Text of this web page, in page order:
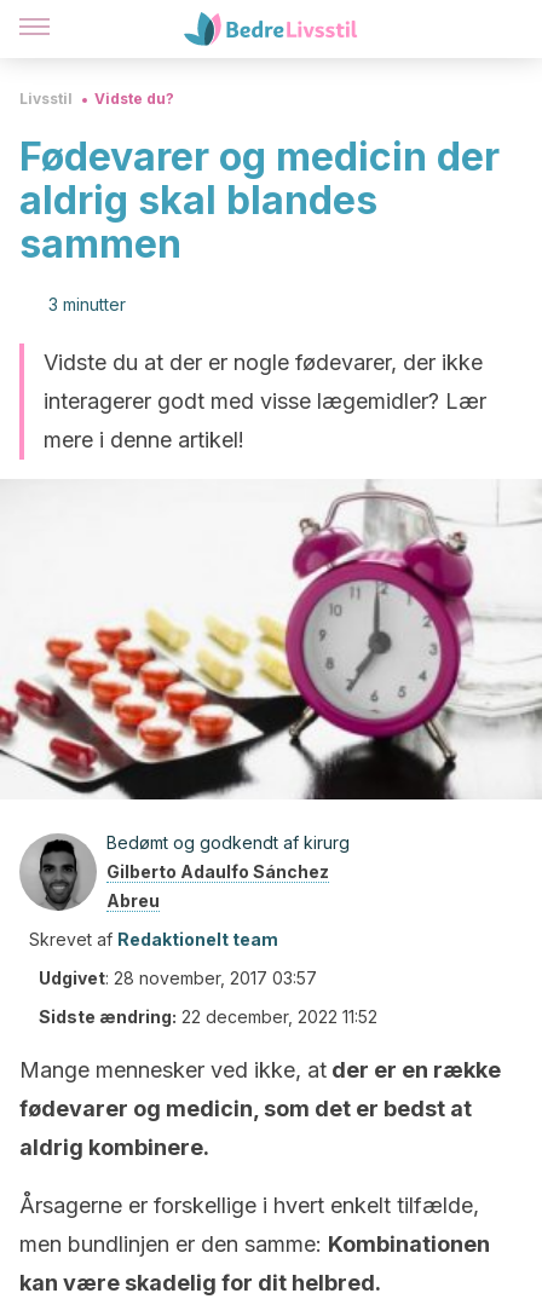
Livsstil Vidste du?
Fødevarer og medicin der
aldrig skal blandes
sammen
3 minutter
Vidste du at der er nogle fødevarer, der ikke
interagerer godt med visse lægemidler? Lær
mere i denne artikel!
Bedømt og godkendt af kirurg
Gilberto Adaulfo Sánchez
Abreu
Skrevet af Redaktionelt team
Udgivet: 28 november, 2017 03:57
Sidste ændring: 22 december, 2022 11:52
Mange mennesker ved ikke, at der er en række
fødevarer og medicin, som det er bedst at
aldrig kombinere.
Årsagerne er forskellige i hvert enkelt tilfælde,
men bundlinjen er den samme: Kombinationen
kan være skadelig for dit helbred.